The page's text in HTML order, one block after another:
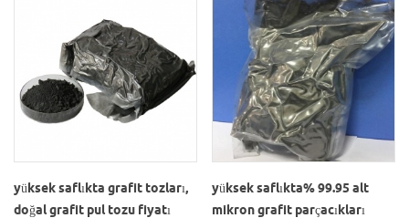
yüksek saflıkta grafit tozları,
doğal grafit pul tozu fiyatı
yüksek saflıkta% 99.95 alt
mikron grafit parçacıkları